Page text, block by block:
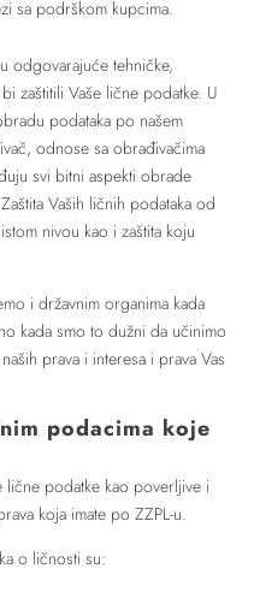
sa podrškom kupcima.
odgovarajuće tehničke,
zaštitili Vaše lične podatke. U
podataka po našem
odnose sa obrađivačima
svi bitni aspekti obrade
Vaših ličnih podataka od
nivou kao i zaštita koju
i državnim organima kada
kada smo to dužni da učinimo
prava i interesa i prava Vas
podacima koje
lične podatke kao poverljive i
koja imate po ZZPL-u.
o ličnosti su: